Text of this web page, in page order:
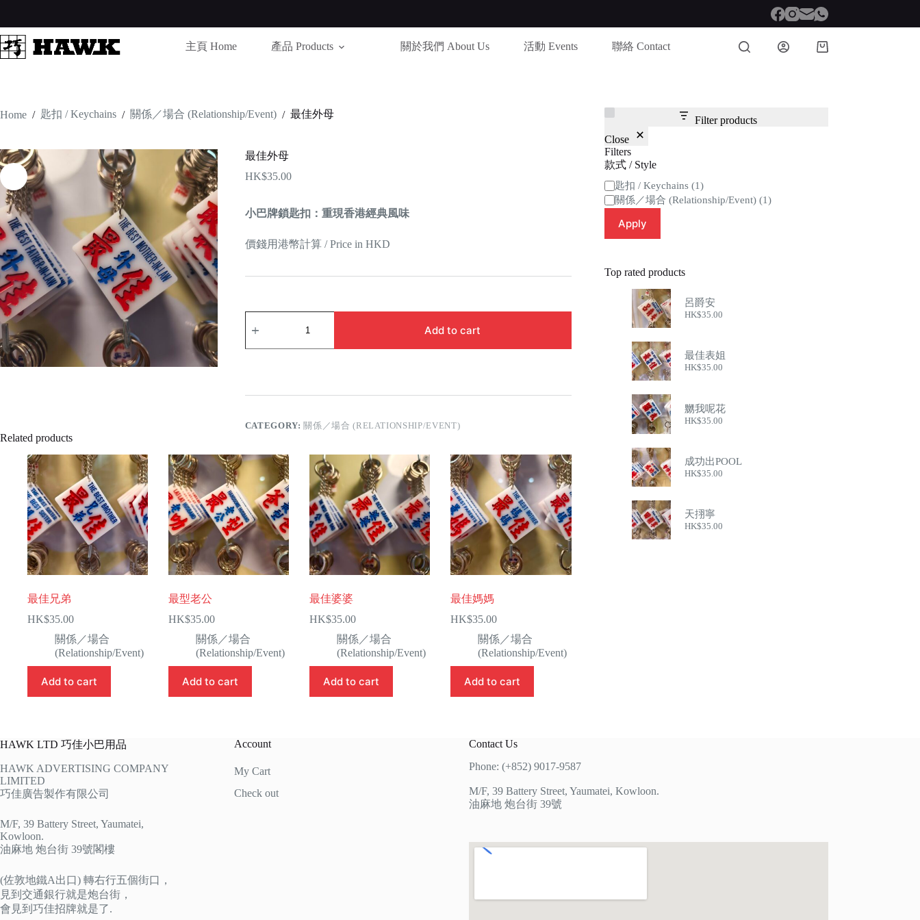
content
主頁 Home
產品 Products 關於我們 About Us 活動 Events 聯絡 Contact
Shopping
Home / 匙扣 / Keychains / 關係／場合 (Relationship/Event) / 最佳外母
最佳外母
HK$35.00
小巴牌鎖匙扣：重現香港經典風味
價錢用港幣計算 / Price in HKD
佳
Add to cart
CATEGORY: 關係／場合 (RELATIONSHIP/EVENT)
Related products
最佳兄弟
HK$35.00
關係／場合
(Relationship/Event)
Add to cart
最型老公
HK$35.00
關係／場合
(Relationship/Event)
Add to cart
最佳婆婆
HK$35.00
關係／場合
(Relationship/Event)
Add to cart
最佳媽媽
HK$35.00
關係／場合
(Relationship/Event)
Add to cart
Filter products
Close
Filters
款式 / Style
Category
匙扣 / Keychains(1)
關係／場合 (Relationship/Event)(1)
Apply
Top rated products
呂爵安
HK$35.00
最佳表姐
HK$35.00
嬲我呢花
HK$35.00
成功出POOL
HK$35.00
天挧寧
HK$35.00
HAWK LTD 巧佳小巴用品
HAWK ADVERTISING COMPANY
LIMITED
巧佳廣告製作有限公司
M/F, 39 Battery Street, Yaumatei,
Kowloon.
油麻地 炮台街 39號閣樓
(佐敦地鐵A出口) 轉右行五個街口，
見到交通銀行就是炮台街，
會見到巧佳招牌就是了.
Account
My Cart
Check out
Contact Us
Phone: (+852) 9017-9587
M/F, 39 Battery Street, Yaumatei, Kowloon.
油麻地 炮台街 39號